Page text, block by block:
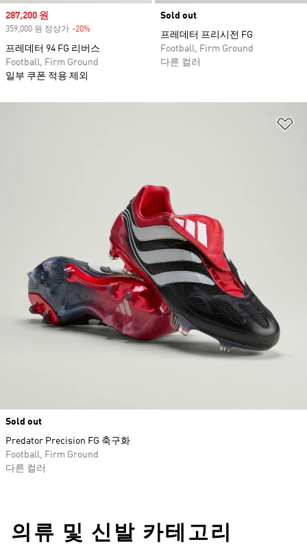
Sale price
287,200 원
359,000 원 정상가 -20%
프레데터 94 FG 리버스
Football, Firm Ground
일부 쿠폰 적용 제외
Sold out
프레데터 프리시전 FG
Football, Firm Ground
다른 컬러
Sold out
Predator Precision FG 축구화
Football, Firm Ground
다른 컬러
의류 및 신발 카테고리